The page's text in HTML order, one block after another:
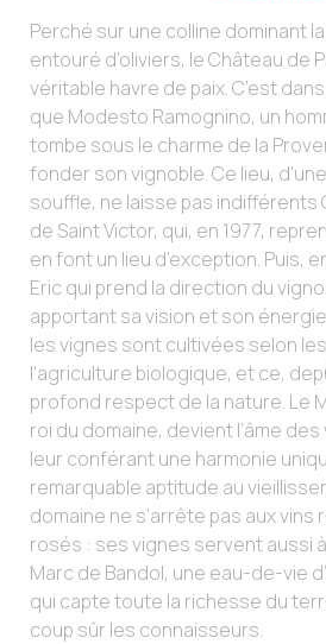
Perché sur une colline dominant
entouré d’oliviers, le Château de
véritable havre de paix. C’est
que Modesto Ramognino, un
tombe sous le charme de la
fonder son vignoble. Ce lieu,
souffle, ne laisse pas indifférents
de Saint Victor, qui, en 1977,
en font un lieu d’exception. Puis,
Eric qui prend la direction du
apportant sa vision et son
les vignes sont cultivées selon
l’agriculture biologique, et ce,
profond respect de la nature. Le
roi du domaine, devient l’âme des
leur conférant une harmonie
remarquable aptitude au
domaine ne s’arrête pas aux
rosés : ses vignes servent aussi
Marc de Bandol, une eau-de-vie
qui capte toute la richesse du
coup sûr les connaisseurs.